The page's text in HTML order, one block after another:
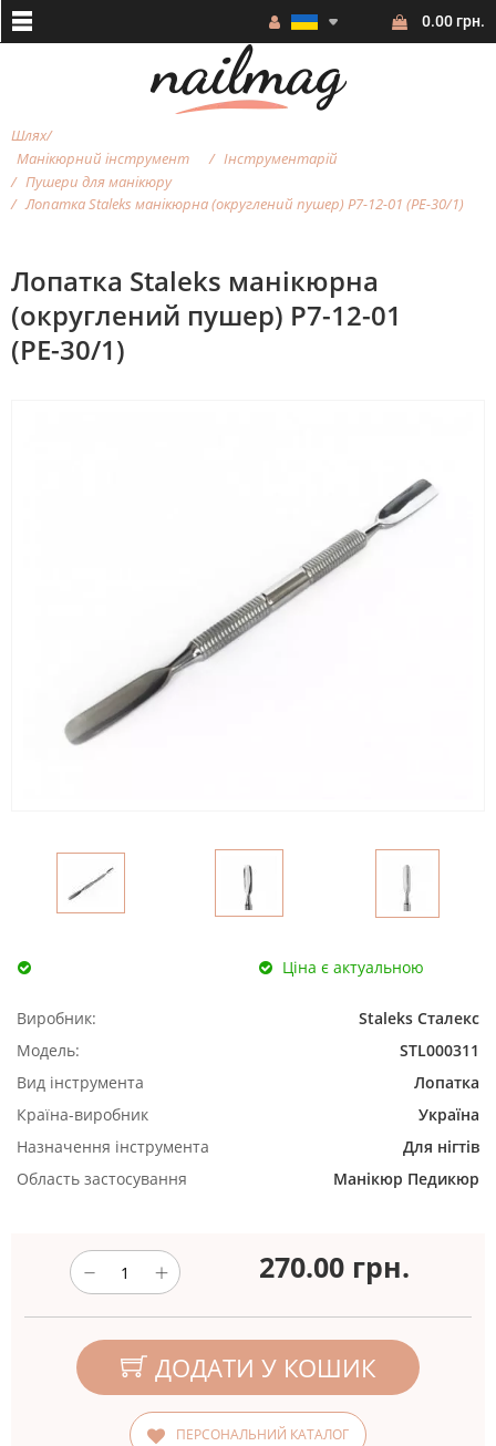
0.00 грн.
Шлях
Манікюрний інструмент
Інструментарій
Пушери для манікюру
Лопатка Staleks манікюрна (округлений пушер) P7-12-01 (PЕ-30/1)
Лопатка Staleks манікюрна
(округлений пушер) P7-12-01
(PЕ-30/1)
Ціна є актуальною
Виробник:
Staleks Сталекс
Модель:
STL000311
Вид інструмента
Лопатка
Країна-виробник
Україна
Назначення інструмента
Для нігтів
Область застосування
Манікюр Педикюр
270.00 грн.
ДОДАТИ У КОШИК
ПЕРСОНАЛЬНИЙ КАТАЛОГ